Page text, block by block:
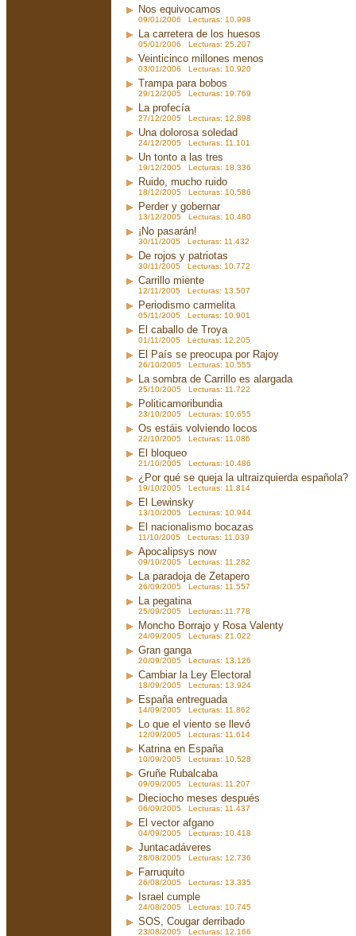
Nos equivocamos
09/01/2006 Lecturas: 10.998
La carretera de los huesos
05/01/2006 Lecturas: 25.207
Veinticinco millones menos
03/01/2006 Lecturas: 10.920
Trampa para bobos
29/12/2005 Lecturas: 19.769
La profecía
27/12/2005 Lecturas: 12.898
Una dolorosa soledad
24/12/2005 Lecturas: 11.101
Un tonto a las tres
19/12/2005 Lecturas: 18.336
Ruido, mucho ruido
18/12/2005 Lecturas: 10.586
Perder y gobernar
13/12/2005 Lecturas: 10.480
¡No pasarán!
30/11/2005 Lecturas: 11.432
De rojos y patriotas
30/11/2005 Lecturas: 10.772
Carrillo miente
12/11/2005 Lecturas: 13.507
Periodismo carmelita
05/11/2005 Lecturas: 10.901
El caballo de Troya
01/11/2005 Lecturas: 12.205
El País se preocupa por Rajoy
26/10/2005 Lecturas: 10.555
La sombra de Carrillo es alargada
25/10/2005 Lecturas: 11.722
Politicamoribundia
23/10/2005 Lecturas: 10.655
Os estáis volviendo locos
22/10/2005 Lecturas: 11.086
El bloqueo
21/10/2005 Lecturas: 10.486
¿Por qué se queja la ultraizquierda española?
19/10/2005 Lecturas: 11.814
El Lewinsky
13/10/2005 Lecturas: 10.944
El nacionalismo bocazas
11/10/2005 Lecturas: 11.039
Apocalipsys now
09/10/2005 Lecturas: 11.282
La paradoja de Zetapero
26/09/2005 Lecturas: 11.557
La pegatina
25/09/2005 Lecturas: 11.778
Moncho Borrajo y Rosa Valenty
24/09/2005 Lecturas: 21.022
Gran ganga
20/09/2005 Lecturas: 13.126
Cambiar la Ley Electoral
18/09/2005 Lecturas: 13.924
España entreguada
14/09/2005 Lecturas: 11.862
Lo que el viento se llevó
12/09/2005 Lecturas: 11.614
Katrina en España
10/09/2005 Lecturas: 10.528
Gruñe Rubalcaba
09/09/2005 Lecturas: 11.207
Dieciocho meses después
06/09/2005 Lecturas: 11.437
El vector afgano
04/09/2005 Lecturas: 10.418
Juntacadáveres
28/08/2005 Lecturas: 12.736
Farruquito
26/08/2005 Lecturas: 13.335
Israel cumple
24/08/2005 Lecturas: 10.745
SOS, Cougar derribado
23/08/2005 Lecturas: 12.166